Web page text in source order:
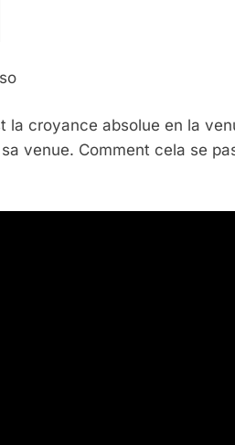
la croyance absolue en la
venue. Comment cela se
JE REVENDIQUE MA